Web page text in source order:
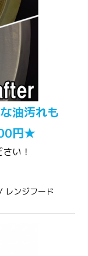
油汚れも
円★
い！
レンジフード